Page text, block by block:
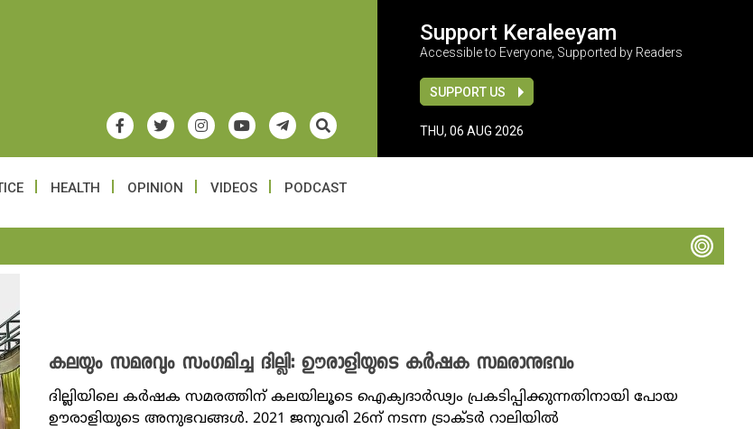
Support Keraleeyam
Accessible to Everyone, Supported by Readers
SUPPORT US
THU, 06 AUG 2026
HEALTH OPINION VIDEOS PODCAST
കലയും സമരവും സം​ഗമിച്ച ദില്ലി: ഊരാളിയുടെ കർഷക സമരാനുഭവം
ദില്ലിയിലെ കർഷക സമരത്തിന് കലയിലൂടെ ഐക്യദാർഢ്യം പ്രകടിപ്പിക്കുന്നതിനായി പോയ‌
ഊരാളിയുടെ അനുഭവങ്ങൾ. 2021 ജനുവരി 26ന് നടന്ന ട്രാക്ടർ റാലിയിൽ